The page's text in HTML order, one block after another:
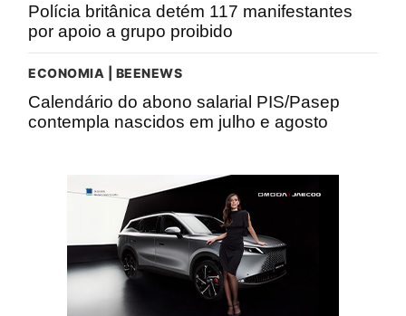
Polícia britânica detém 117 manifestantes
por apoio a grupo proibido
ECONOMIA | BEENEWS
Calendário do abono salarial PIS/Pasep
contempla nascidos em julho e agosto